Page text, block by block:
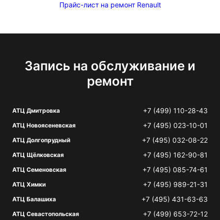
Прайс-лист на ремонт Renault
Запись на обслуживание и
ремонт
АТЦ Дмитровка +7 (499) 110-28-43
АТЦ Новоясеневская +7 (495) 023-10-01
АТЦ Долгопрудный +7 (495) 032-08-22
АТЦ Щёлковская +7 (495) 162-90-81
АТЦ Семеновская +7 (495) 085-74-61
АТЦ Химки +7 (495) 989-21-31
АТЦ Балашиха +7 (495) 431-63-63
АТЦ Севастопольская +7 (499) 653-72-12